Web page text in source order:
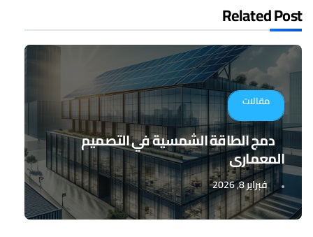
Related Post
مقالات
دمج الطاقة الشمسية في التصميم
المعماري
فبراير 8, 2026